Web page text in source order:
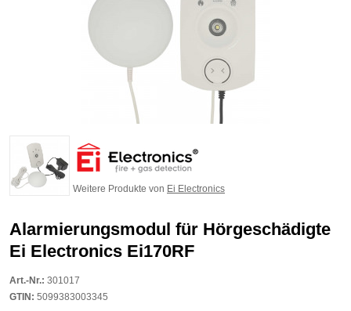
Weitere Produkte von Ei Electronics
Alarmierungsmodul für Hörgeschädigte
Ei Electronics Ei170RF
Art.-Nr.: 301017
GTIN: 5099383003345